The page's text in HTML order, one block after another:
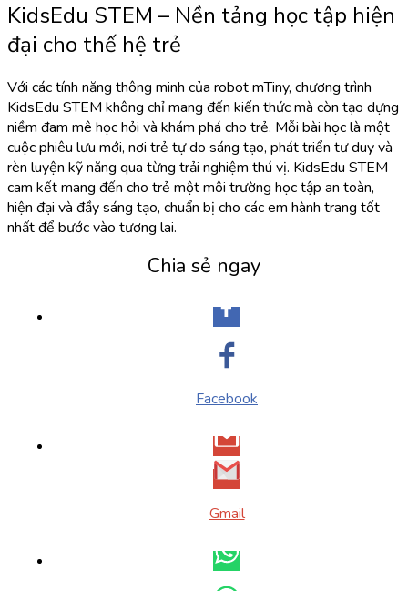
KidsEdu STEM – Nền tảng học tập hiện
đại cho thế hệ trẻ
Với các tính năng thông minh của robot mTiny, chương trình
KidsEdu STEM không chỉ mang đến kiến thức mà còn tạo dựng
niềm đam mê học hỏi và khám phá cho trẻ. Mỗi bài học là một
cuộc phiêu lưu mới, nơi trẻ tự do sáng tạo, phát triển tư duy và
rèn luyện kỹ năng qua từng trải nghiệm thú vị. KidsEdu STEM
cam kết mang đến cho trẻ một môi trường học tập an toàn,
hiện đại và đầy sáng tạo, chuẩn bị cho các em hành trang tốt
nhất để bước vào tương lai.
Chia sẻ ngay
Facebook
Gmail